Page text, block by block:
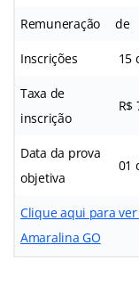
Remuneração de
Inscrições 15
Taxa de
inscrição
R$
Data da prova
objetiva
01
Clique aqui para
Amaralina GO